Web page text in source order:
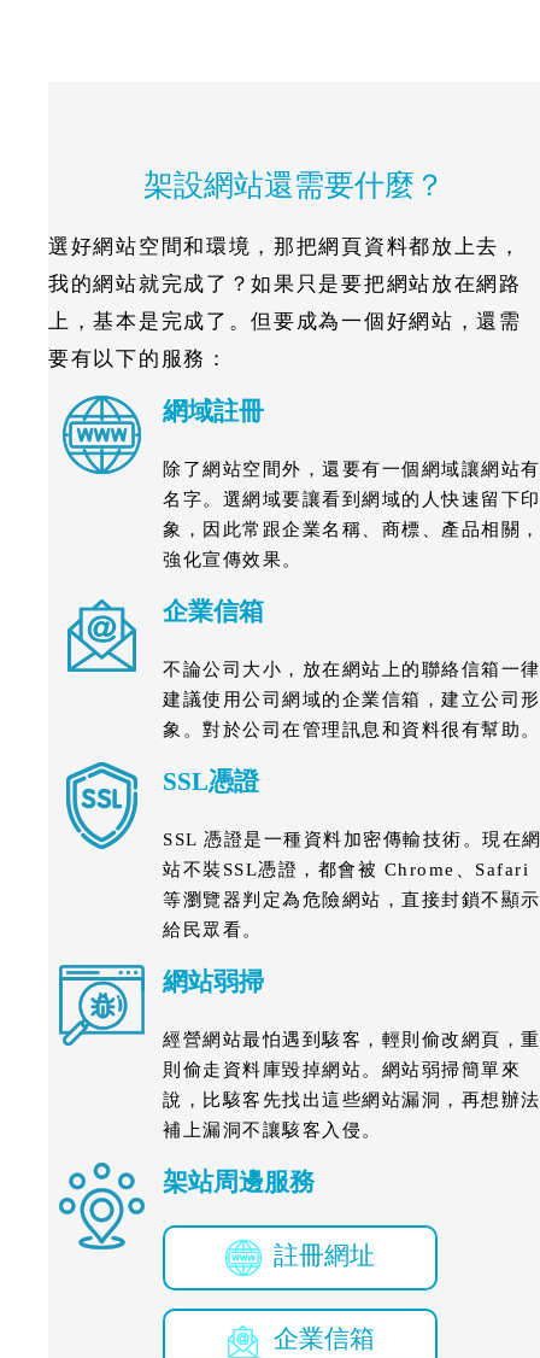
架設網站還需要什麼？
選好網站空間和環境，那把網頁資料都放上去，
我的網站就完成了？如果只是要把網站放在網路
上，基本是完成了。但要成為一個好網站，還需
要有以下的服務：
網域註冊
除了網站空間外，還要有一個網域讓網站有
名字。選網域要讓看到網域的人快速留下印
象，因此常跟企業名稱、商標、產品相關，
強化宣傳效果。
企業信箱
不論公司大小，放在網站上的聯絡信箱一律
建議使用公司網域的企業信箱，建立公司形
象。對於公司在管理訊息和資料很有幫助。
SSL憑證
SSL 憑證是一種資料加密傳輸技術。現在
站不裝SSL憑證，都會被 Chrome、Safari
等瀏覽器判定為危險網站，直接封鎖不顯示
給民眾看。
網站弱掃
經營網站最怕遇到駭客，輕則偷改網頁，重
則偷走資料庫毀掉網站。網站弱掃簡單來
說，比駭客先找出這些網站漏洞，再想辦法
補上漏洞不讓駭客入侵。
架站周邊服務
註冊網址
企業信箱